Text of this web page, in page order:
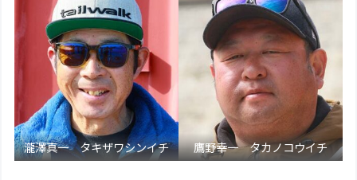
瀧澤真一 タキザワシンイチ 鷹野幸一 タカノコウイチ